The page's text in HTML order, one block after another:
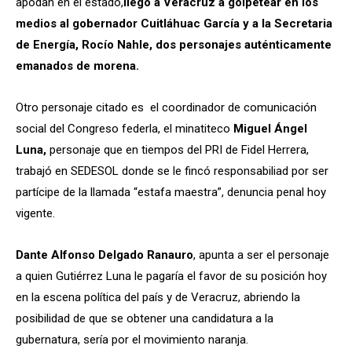
medios al gobernador Cuitláhuac García y a la Secretaria
de Energía, Rocío Nahle, dos personajes auténticamente
emanados de morena.
Otro personaje citado es el coordinador de comunicación
social del Congreso federla, el minatiteco Miguel Ángel
Luna, personaje que en tiempos del PRI de Fidel Herrera,
trabajó en SEDESOL donde se le fincó responsabiliad por ser
partícipe de la llamada “estafa maestra”, denuncia penal hoy
vigente.
Dante Alfonso Delgado Ranauro, apunta a ser el personaje
a quien Gutiérrez Luna le pagaría el favor de su posición hoy
en la escena política del país y de Veracruz, abriendo la
posibilidad de que se obtener una candidatura a la
gubernatura, sería por el movimiento naranja.